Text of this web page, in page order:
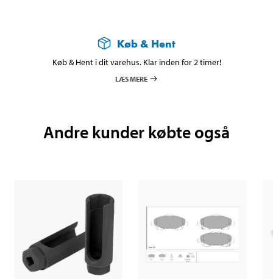
Køb & Hent
Køb & Hent i dit varehus. Klar inden for 2 timer!
LÆS MERE
Andre kunder købte også